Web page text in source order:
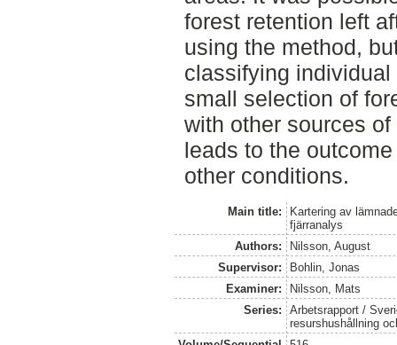
forest retention left
using the method,
classifying
small selection of
with other sources
leads to the
other conditions.
Main title:
Kartering av
fjärranalys
Authors:
Nilsson, August
Supervisor:
Bohlin, Jonas
Examiner:
Nilsson, Mats
Series:
Arbetsrapport /
resurshushållning